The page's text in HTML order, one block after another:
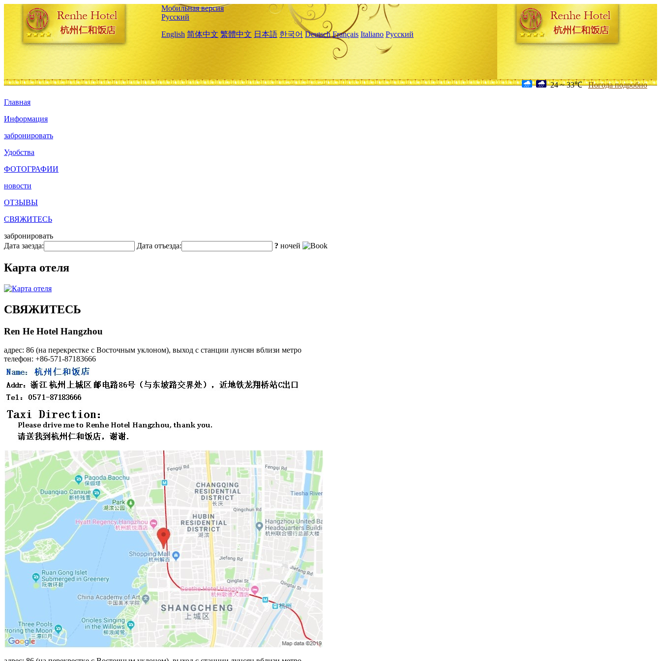
Мобильная версия
Русский
English 简体中文 繁體中文 日本語 한국어 Deutsch Français Italiano Русский
24 ~ 33℃ Погода подробно
Главная
Информация
забронировать
Удобства
ФОТОГРАФИИ
новости
ОТЗЫВЫ
СВЯЖИТЕСЬ
забронировать
Дата заезда:
Дата отъезда: ? ночей
Карта отеля
СВЯЖИТЕСЬ
Ren He Hotel Hangzhou
адрес: 86 (на перекрестке с Восточным уклоном), выход с станции лунсян вблизи метро
телефон: +86-571-87183666